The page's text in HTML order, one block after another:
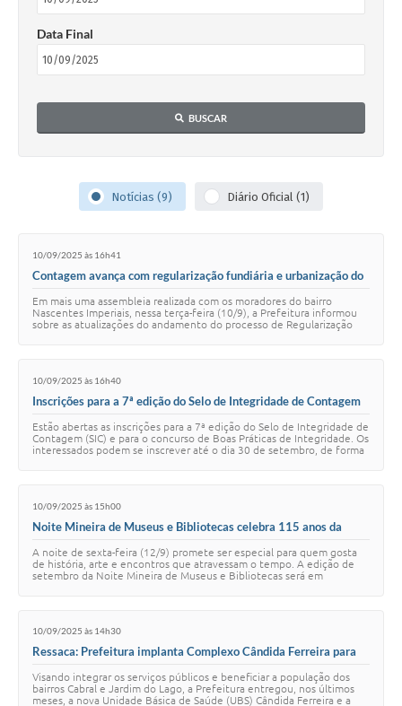
Data Final
BUSCAR
Notícias (9) Diário Oficial (1)
10/09/2025 às 16h41
Contagem avança com regularização fundiária e urbanização do
Em mais uma assembleia realizada com os moradores do bairro
Nascentes Imperiais, nessa terça-feira (10/9), a Prefeitura informou
sobre as atualizações do andamento do processo de Regularização
10/09/2025 às 16h40
Inscrições para a 7ª edição do Selo de Integridade de Contagem
Estão abertas as inscrições para a 7ª edição do Selo de Integridade de
Contagem (SIC) e para o concurso de Boas Práticas de Integridade. Os
interessados podem se inscrever até o dia 30 de setembro, de forma
10/09/2025 às 15h00
Noite Mineira de Museus e Bibliotecas celebra 115 anos da
A noite de sexta-feira (12/9) promete ser especial para quem gosta
de história, arte e encontros que atravessam o tempo. A edição de
setembro da Noite Mineira de Museus e Bibliotecas será em
10/09/2025 às 14h30
Ressaca: Prefeitura implanta Complexo Cândida Ferreira para
Visando integrar os serviços públicos e beneficiar a população dos
bairros Cabral e Jardim do Lago, a Prefeitura entregou, nos últimos
meses, a nova Unidade Básica de Saúde (UBS) Cândida Ferreira e a